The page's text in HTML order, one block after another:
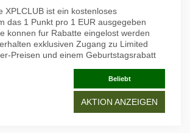
XPLCLUB ist ein kostenloses
das 1 Punkt pro 1 EUR ausgegeben
konnen fur Rabatte eingelost werden
exklusiven Zugang zu Limited
Preisen und einem Geburtstagsrabatt
Beliebt
AKTION ANZEIGEN